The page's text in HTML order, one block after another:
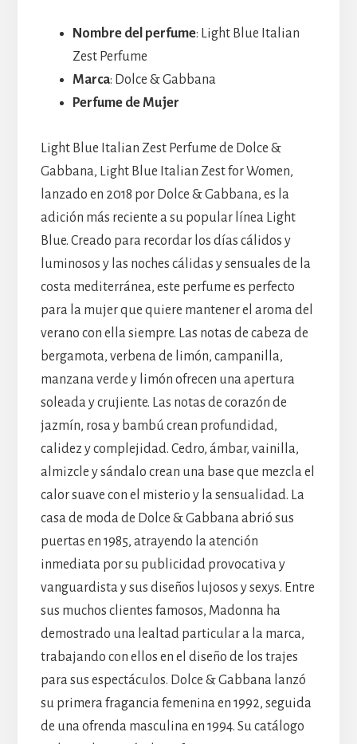
Nombre del perfume: Light Blue Italian
Zest Perfume
Marca: Dolce & Gabbana
Perfume de Mujer
Light Blue Italian Zest Perfume de Dolce &
Gabbana, Light Blue Italian Zest for Women,
lanzado en 2018 por Dolce & Gabbana, es la
adición más reciente a su popular línea Light
Blue. Creado para recordar los días cálidos y
luminosos y las noches cálidas y sensuales de la
costa mediterránea, este perfume es perfecto
para la mujer que quiere mantener el aroma del
verano con ella siempre. Las notas de cabeza de
bergamota, verbena de limón, campanilla,
manzana verde y limón ofrecen una apertura
soleada y crujiente. Las notas de corazón de
jazmín, rosa y bambú crean profundidad,
calidez y complejidad. Cedro, ámbar, vainilla,
almizcle y sándalo crean una base que mezcla el
calor suave con el misterio y la sensualidad. La
casa de moda de Dolce & Gabbana abrió sus
puertas en 1985, atrayendo la atención
inmediata por su publicidad provocativa y
vanguardista y sus diseños lujosos y sexys. Entre
sus muchos clientes famosos, Madonna ha
demostrado una lealtad particular a la marca,
trabajando con ellos en el diseño de los trajes
para sus espectáculos. Dolce & Gabbana lanzó
su primera fragancia femenina en 1992, seguida
de una ofrenda masculina en 1994. Su catálogo